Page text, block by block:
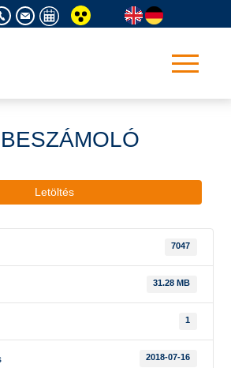
Letöltés
7047
31.28 MB
1
2018-07-16